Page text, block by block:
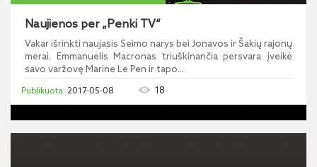
Naujienos per „Penki TV“
Vakar išrinkti naujasis Seimo narys bei Jonavos ir Šakių rajonų
merai. Emmanuelis Macronas triuškinančia persvara įveikė
savo varžovę Marine Le Pen ir tapo...
2017-05-08 18